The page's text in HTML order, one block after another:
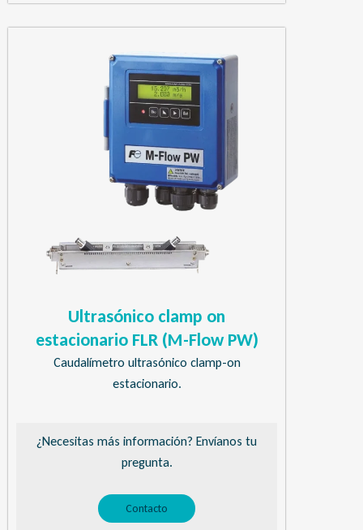
Ultrasónico clamp on
estacionario FLR (M-Flow PW)
Caudalímetro ultrasónico clamp-on
estacionario.
¿Necesitas más información? Envíanos tu
pregunta.
Contacto